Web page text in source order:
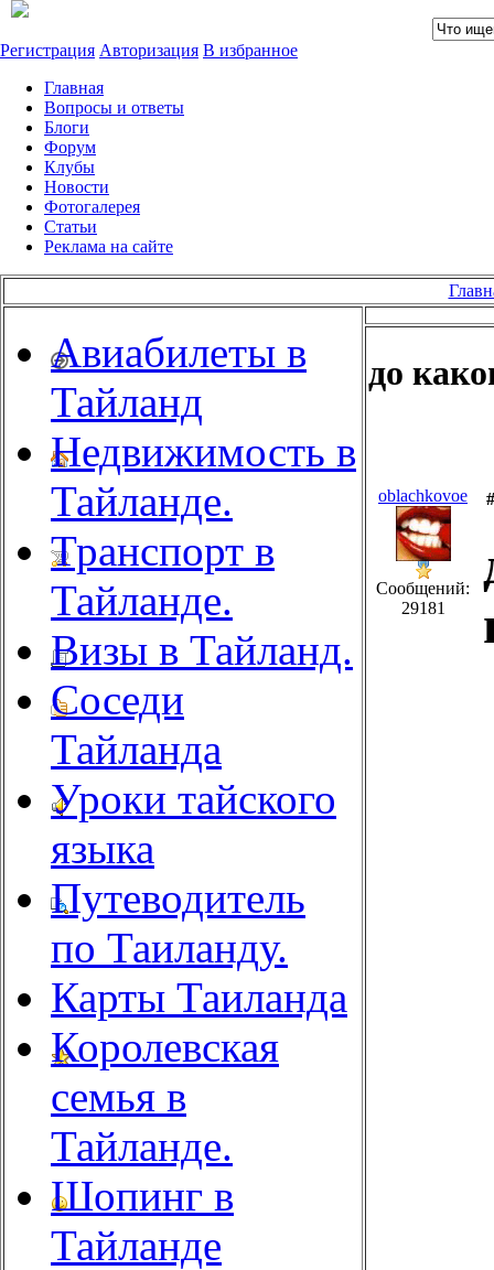
Регистрация Авторизация В избранное
Главная
Вопросы и ответы
Блоги
Форум
Клубы
Новости
Фотогалерея
Статьи
Реклама на сайте
Авиабилеты в
Тайланд
Недвижимость в
Тайланде.
Транспорт в
Тайланде.
Визы в Тайланд.
Соседи
Тайланда
Уроки тайского
языка
Путеводитель
по Таиланду.
Карты Таиланда
Королевская
семья в
Тайланде.
Шопинг в
Тайланде
до
oblachkovoe
Сообщений:
29181